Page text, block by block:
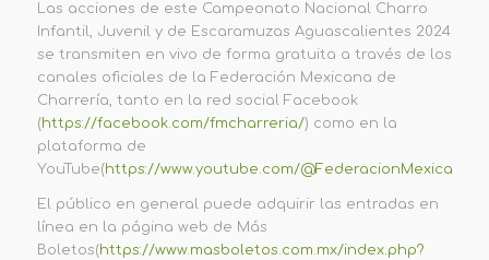
Las acciones de este Campeonato Nacional Charro
Infantil, Juvenil y de Escaramuzas Aguascalientes 2024
se transmiten en vivo de forma gratuita a través de los
canales oficiales de la Federación Mexicana de
Charrería, tanto en la red social Facebook
(https://facebook.com/fmcharreria/) como en la
plataforma de
YouTube(https://www.youtube.com/
El público en general puede adquirir las entradas en
línea en la página web de Más
Boletos(https://www.masboletos.com.mx/index.php?